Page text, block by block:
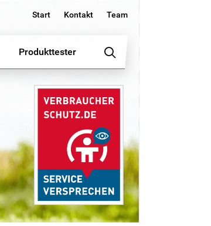
Start Kontakt Team
Produkttester